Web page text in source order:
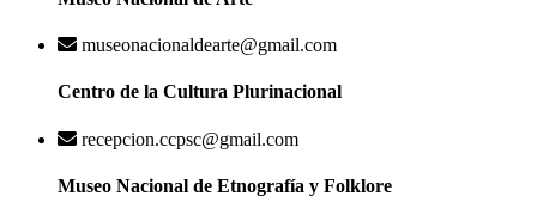
museonacionaldearte@gmail.com
Centro de la Cultura Plurinacional
recepcion.ccpsc@gmail.com
Museo Nacional de Etnografía y Folklore